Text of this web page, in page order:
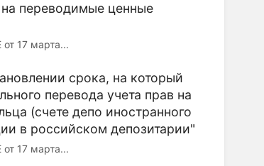
на переводимые ценные
17 марта...
срока, на который
перевода учета прав на
(счете депо иностранного
в российском депозитарии"
17 марта...